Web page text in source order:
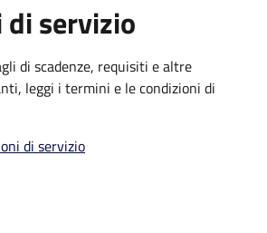
di servizio
di scadenze, requisiti e altre
leggi i termini e le condizioni di
di servizio